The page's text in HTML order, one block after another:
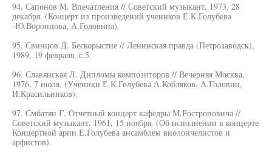
94. Сапонов М. Впечатления // Советский музыкант, 1973, 28
декабря. (Концерт из произведений учеников Е.К.Голубева
-Ю.Воронцова, А.Головина).
95. Свинцов Д. Бескорыстие // Ленинская правда (Петрозаводск),
1989, 19 февраля, с.5.
96. Славянская Л. Дипломы композиторов // Вечерняя Москва,
1976, 7 июля. (Ученики Е.К.Голубева А.Кобляков, А.Головин,
И.Красильников).
97. Смбатян Г. Отчетный концерт кафедры М.Ростроповича //
Советский музыкант, 1961, 15 ноября. (Об исполнении в концерте
Концертной арии Е.Голубева ансамблем виолончелистов и
арфистов).